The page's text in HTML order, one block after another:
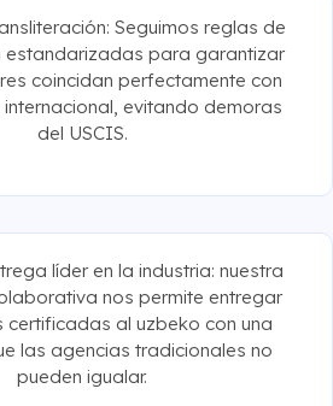
Seguimos reglas de
estandarizadas para garantizar
coincidan perfectamente con
evitando demoras
del USCIS.
líder en la industria: nuestra
nos permite entregar
certificadas al uzbeko con una
las agencias tradicionales no
pueden igualar.